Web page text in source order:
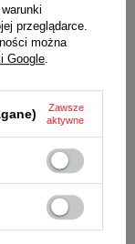
bardzo dużej
w kolorze
bezel
przeglądarce.
można
Google.
Zawsze
aktywne